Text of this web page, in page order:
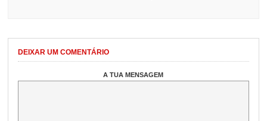
DEIXAR UM COMENTÁRIO
A TUA MENSAGEM